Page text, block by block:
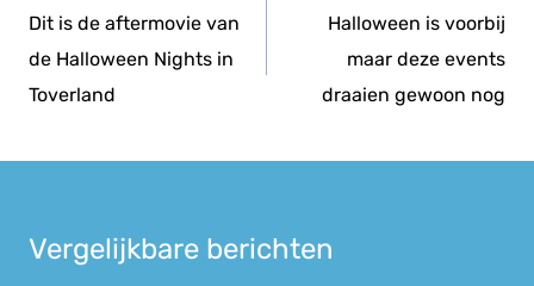
navigatie
Dit is de aftermovie van
de Halloween Nights in
Toverland
Halloween is voorbij
maar deze events
draaien gewoon nog
Vergelijkbare berichten